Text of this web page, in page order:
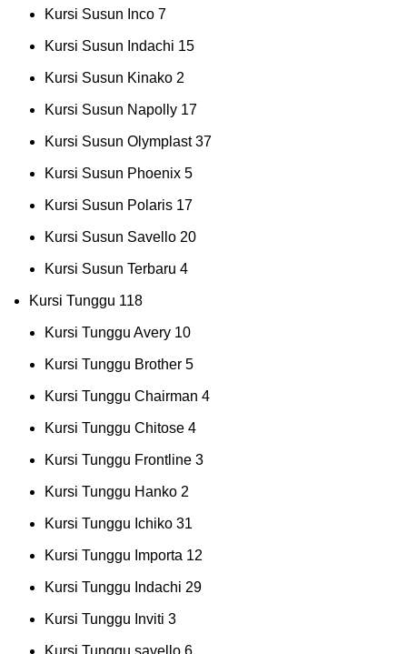
Kursi Susun Inco 7
Kursi Susun Indachi 15
Kursi Susun Kinako 2
Kursi Susun Napolly 17
Kursi Susun Olymplast 37
Kursi Susun Phoenix 5
Kursi Susun Polaris 17
Kursi Susun Savello 20
Kursi Susun Terbaru 4
Kursi Tunggu 118
Kursi Tunggu Avery 10
Kursi Tunggu Brother 5
Kursi Tunggu Chairman 4
Kursi Tunggu Chitose 4
Kursi Tunggu Frontline 3
Kursi Tunggu Hanko 2
Kursi Tunggu Ichiko 31
Kursi Tunggu Importa 12
Kursi Tunggu Indachi 29
Kursi Tunggu Inviti 3
Kursi Tunggu savello 6